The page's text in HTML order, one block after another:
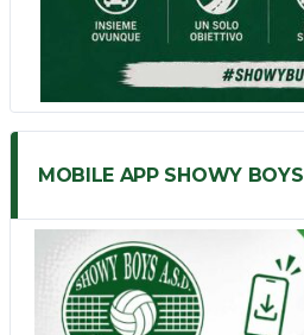
MOBILE APP SHOWY BOYS